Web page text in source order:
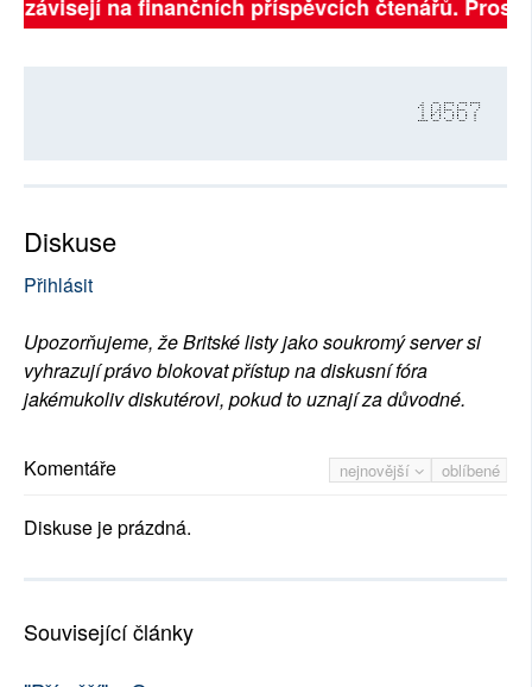
na finančních příspěvcích čtenářů.
10567
Diskuse
Přihlásit
Upozorňujeme, že Britské listy jako soukromý server si
vyhrazují právo blokovat přístup na diskusní fóra
jakémukoliv diskutérovi, pokud to uznají za důvodné.
nejnovější oblíbené
Komentáře
Diskuse je prázdná.
Související články